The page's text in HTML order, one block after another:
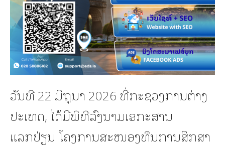
ວັນທີ 22 ມິຖຸນາ 2026 ທີ່ກະຊວງການຕ່າງ
ປະເທດ, ໄດ້ມີພິທີລົງນາມເອກະສານ
ແລກປ່ຽນ ໂຄງການສະໜອງທຶນການສຶກສາ